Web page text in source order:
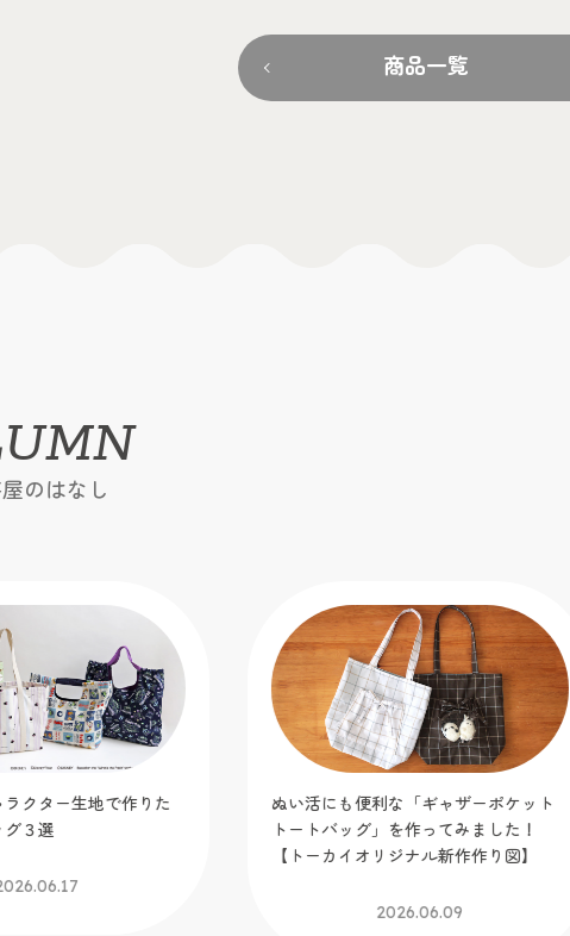
商品一覧
のはなし
な「ギャザーポケット
を作ってみました！
ミシン糸の色選びどうしてる？生地に
なじむ色合わせのコツをご紹介